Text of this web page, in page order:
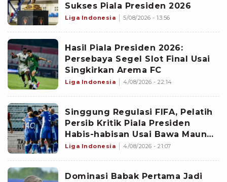
Sukses Piala Presiden 2026
Liga Indonesia 5/08/2026 - 13:56
Hasil Piala Presiden 2026:
Persebaya Segel Slot Final Usai
Singkirkan Arema FC
Liga Indonesia 4/08/2026 - 22:14
Singgung Regulasi FIFA, Pelatih
Persib Kritik Piala Presiden
Habis-habisan Usai Bawa Maung
Bandung ke Final
Liga Indonesia 4/08/2026 - 21:07
Dominasi Babak Pertama Jadi